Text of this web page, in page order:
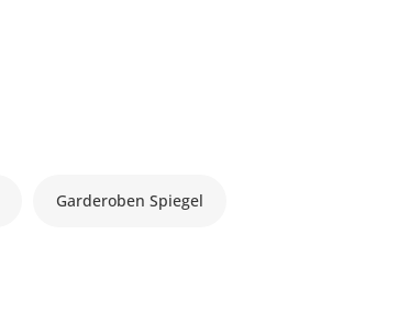
Garderoben Spiegel